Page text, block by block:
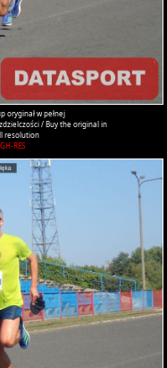
oryginał w pełnej
/ Buy the original in
resolution
RES